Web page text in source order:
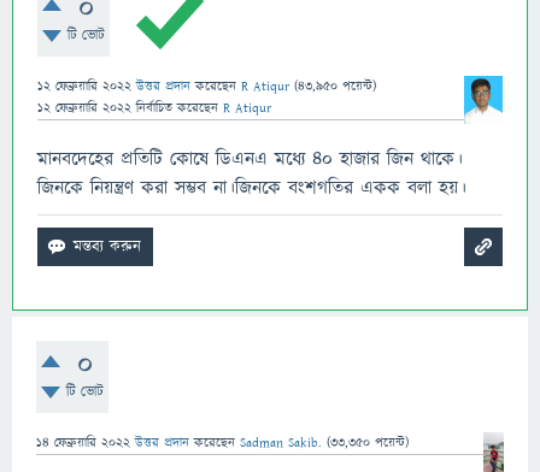
0
টি ভোট
12 ফেব্রুয়ারি 2022 উত্তর প্রদান করেছেন R Atiqur (43,950 পয়েন্ট)
12 ফেব্রুয়ারি 2022 নির্বাচিত করেছেন R Atiqur
মানবদেহের প্রতিটি কোষে ডিএনএ মধ্যে ৪০ হাজার জিন থাকে।
জিনকে নিয়ন্ত্রণ করা সম্ভব না।জিনকে বংশগতির একক বলা হয়।
0
টি ভোট
14 ফেব্রুয়ারি 2022 উত্তর প্রদান করেছেন Sadman Sakib. (33,350 পয়েন্ট)